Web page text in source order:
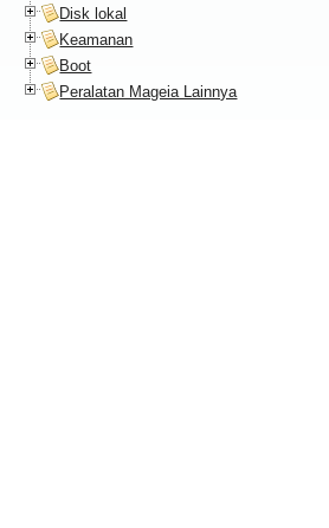
Disk lokal
Keamanan
Boot
Peralatan Mageia Lainnya